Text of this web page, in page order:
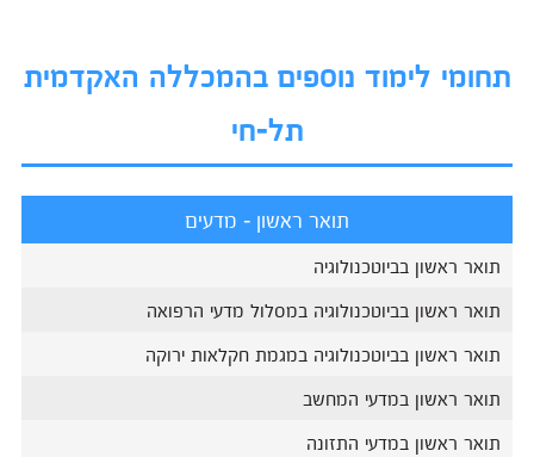
תחומי לימוד נוספים בהמכללה האקדמית
תל-חי
תואר ראשון - מדעים
תואר ראשון בביוטכנולוגיה
תואר ראשון בביוטכנולוגיה במסלול מדעי הרפואה
תואר ראשון בביוטכנולוגיה במגמת חקלאות ירוקה
תואר ראשון במדעי המחשב
תואר ראשון במדעי התזונה